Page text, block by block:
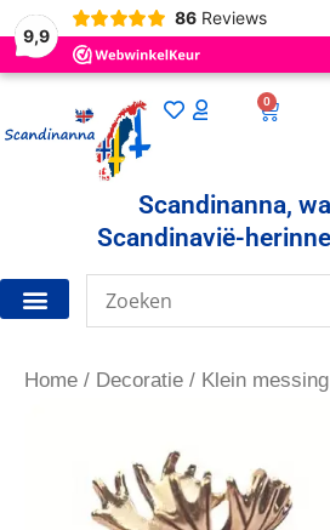
9,9
86 Reviews
0
Scandinanna,
Scandinavië-
Home / Decoratie / Klein